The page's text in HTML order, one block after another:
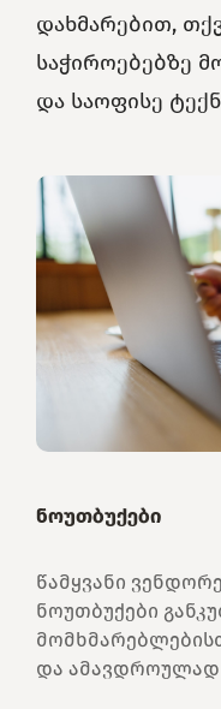
დახმარებით,
საჭიროებებზე
და საოფისე
ნოუთბუქები
წამყვანი
ნოუთბუქები
და ამავდროულად